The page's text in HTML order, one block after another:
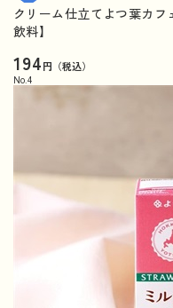
クリーム仕立てよつ葉カ
飲料】
194円（税込）
No. 4